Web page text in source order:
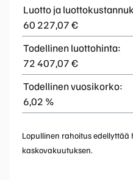
Luotto ja
60 227,07 €
Todellinen luottohinta:
72 407,07 €
Todellinen vuosikorko:
6,02 %
Lopullinen rahoitus
kaskovakuutuksen.